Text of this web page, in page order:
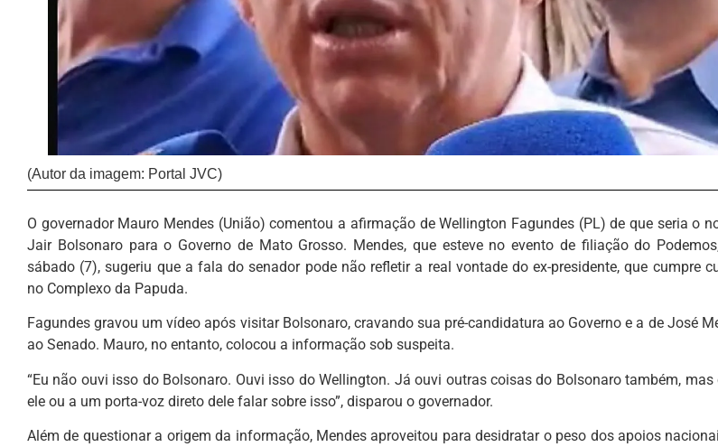
(Autor da imagem: Portal JVC)
O governador Mauro Mendes (União) comentou a afirmação de Wellington Fagundes (PL) de que seria o
Jair Bolsonaro para o Governo de Mato Grosso. Mendes, que esteve no evento de filiação do
sábado (7), sugeriu que a fala do senador pode não refletir a real vontade do ex-presidente, que cumpre
no Complexo da Papuda.
Fagundes gravou um vídeo após visitar Bolsonaro, cravando sua pré-candidatura ao Governo e a de José
ao Senado. Mauro, no entanto, colocou a informação sob suspeita.
“Eu não ouvi isso do Bolsonaro. Ouvi isso do Wellington. Já ouvi outras coisas do Bolsonaro também, mas
ele ou a um porta-voz direto dele falar sobre isso”, disparou o governador.
Além de questionar a origem da informação, Mendes aproveitou para desidratar o peso dos apoios